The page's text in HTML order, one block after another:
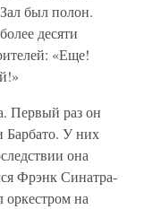
был полон.
десяти
«Еще!
Первый раз он
Барбато. У них
она
Фрэнк Синатра-
на